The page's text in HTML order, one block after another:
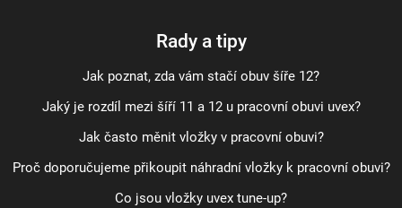
Rady a tipy
Jak poznat, zda vám stačí obuv šíře 12?
Jaký je rozdíl mezi šíří 11 a 12 u pracovní obuvi uvex?
Jak často měnit vložky v pracovní obuvi?
Proč doporučujeme přikoupit náhradní vložky k pracovní obuvi?
Co jsou vložky uvex tune-up?